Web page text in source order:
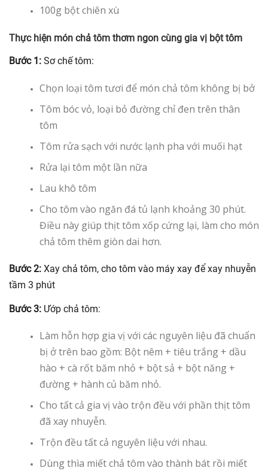
100g bột chiên xù
Thực hiện món chả tôm thơm ngon cùng gia vị bột tôm
Bước 1: Sơ chế tôm:
Chọn loại tôm tươi để món chả tôm không bị bở
Tôm bóc vỏ, loại bỏ đường chỉ đen trên thân
tôm
Tôm rửa sạch với nước lạnh pha với muối hạt
Rửa lại tôm một lần nữa
Lau khô tôm
Cho tôm vào ngăn đá tủ lạnh khoảng 30 phút.
Điều này giúp thịt tôm xốp cứng lại, làm cho món
chả tôm thêm giòn dai hơn.
Bước 2: Xay chả tôm, cho tôm vào máy xay để xay nhuyễn
tầm 3 phút
Bước 3: Ướp chả tôm:
Làm hỗn hợp gia vị với các nguyên liệu đã chuẩn
bị ở trên bao gồm: Bột nêm + tiêu trắng + dầu
hào + cà rốt băm nhỏ + bột sả + bột năng +
đường + hành củ băm nhỏ.
Cho tất cả gia vị vào trộn đều với phần thịt tôm
đã xay nhuyễn.
Trộn đều tất cả nguyên liệu với nhau.
Dùng thìa miết chả tôm vào thành bát rồi miết